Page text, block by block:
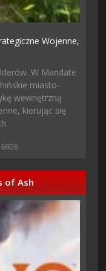
Wojenne,
W Mandate
miasto-
wewnętrzną
kierując się
of Ash